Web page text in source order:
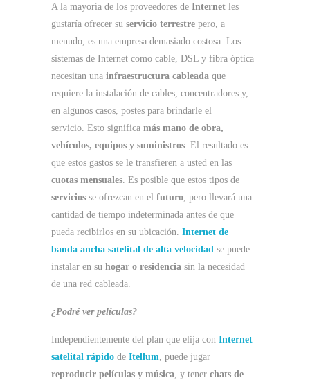
A la mayoría de los proveedores de Internet les
gustaría ofrecer su servicio terrestre pero, a
menudo, es una empresa demasiado costosa. Los
sistemas de Internet como cable, DSL y fibra óptica
necesitan una infraestructura cableada que
requiere la instalación de cables, concentradores y,
en algunos casos, postes para brindarle el
servicio. Esto significa más mano de obra,
vehículos, equipos y suministros . El resultado es
que estos gastos se le transfieren a usted en las
cuotas mensuales . Es posible que estos tipos de
servicios se ofrezcan en el futuro , pero llevará una
cantidad de tiempo indeterminada antes de que
pueda recibirlos en su ubicación. Internet de
banda ancha satelital de alta velocidad se puede
instalar en su hogar o residencia sin la necesidad
de una red cableada.
¿Podré ver películas?
Independientemente del plan que elija con Internet
satelital rápido de Itellum , puede jugar
reproducir películas y música , y tener chats de